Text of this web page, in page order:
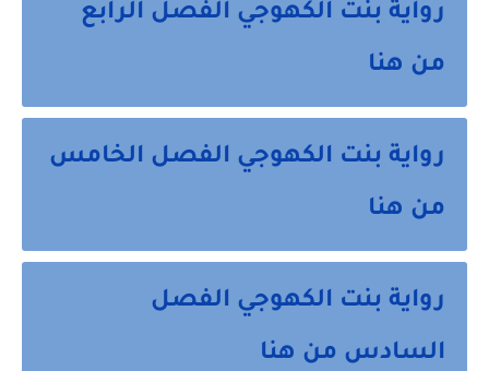
رواية بنت الكهوجي الفصل الرابع
من هنا
رواية بنت الكهوجي الفصل الخامس
من هنا
رواية بنت الكهوجي الفصل
السادس من هنا